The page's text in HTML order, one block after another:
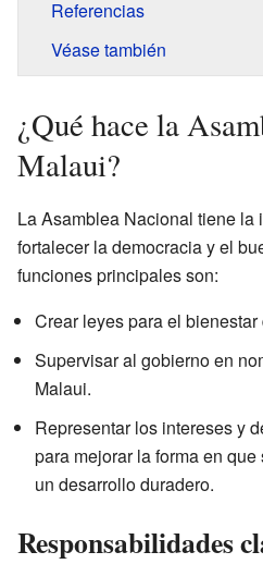
Referencias
Véase también
¿Qué hace la
Malaui?
La Asamblea Nacional tiene la
fortalecer la democracia y el
funciones principales son:
Crear leyes para el
Supervisar al gobierno en
Malaui.
Representar los intereses y
para mejorar la forma en
un desarrollo duradero.
Responsabilidades